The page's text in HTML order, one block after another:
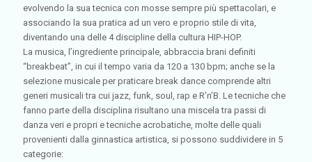
evolvendo la sua tecnica con mosse sempre più spettacolari, e
associando la sua pratica ad un vero e proprio stile di vita,
diventando una delle 4 discipline della cultura HIP-HOP.
La musica, l’ingrediente principale, abbraccia brani definiti
“breakbeat”, in cui il tempo varia da 120 a 130 bpm; anche se la
selezione musicale per praticare break dance comprende altri
generi musicali tra cui jazz, funk, soul, rap e R’n’B. Le tecniche che
fanno parte della disciplina risultano una miscela tra passi di
danza veri e propri e tecniche acrobatiche, molte delle quali
provenienti dalla ginnastica artistica, si possono suddividere in 5
categorie: